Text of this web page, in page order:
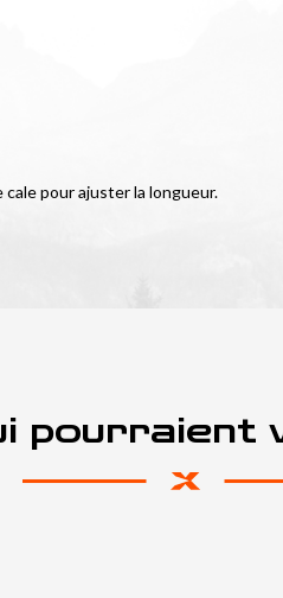
pour ajuster la longueur.
pourraient